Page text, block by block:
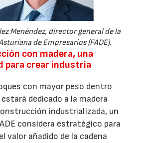
Menéndez, director general de la
de Empresarios (FADE).
con madera, una
para crear industria
con mayor peso dentro
dedicado a la madera
industrializada, un
considera estratégico para
valor añadido de la cadena